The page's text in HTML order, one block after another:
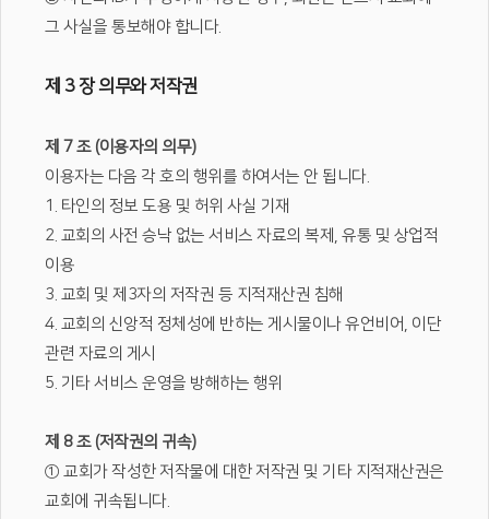
그 사실을 통보해야 합니다.
제 3 장 의무와 저작권
제 7 조 (이용자의 의무)
이용자는 다음 각 호의 행위를 하여서는 안 됩니다.
1. 타인의 정보 도용 및 허위 사실 기재
2. 교회의 사전 승낙 없는 서비스 자료의 복제, 유통 및 상업적
이용
3. 교회 및 제3자의 저작권 등 지적재산권 침해
4. 교회의 신앙적 정체성에 반하는 게시물이나 유언비어, 이단
관련 자료의 게시
5. 기타 서비스 운영을 방해하는 행위
제 8 조 (저작권의 귀속)
① 교회가 작성한 저작물에 대한 저작권 및 기타 지적재산권은
교회에 귀속됩니다.